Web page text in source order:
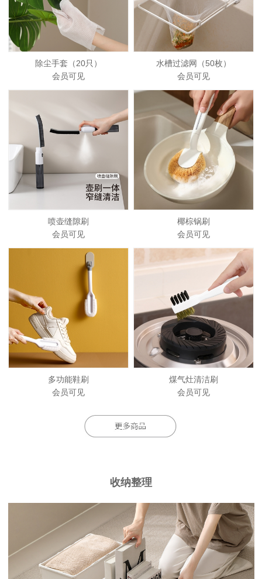
除尘手套（20只）
会员可见
水槽过滤网（50枚）
会员可见
喷壶缝隙刷
会员可见
椰棕锅刷
会员可见
多功能鞋刷
会员可见
煤气灶清洁刷
会员可见
收纳整理